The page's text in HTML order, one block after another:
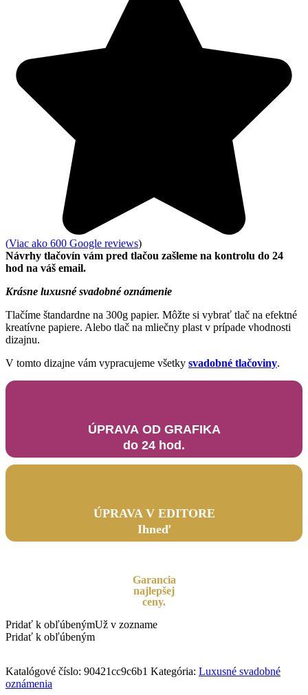
(Viac ako 600 Google reviews)
Návrhy tlačovín vám pred tlačou zašleme na kontrolu do 24
hod na váš email.
Krásne luxusné svadobné oznámenie
Tlačíme štandardne na 300g papier. Môžte si vybrať tlač na efektné
kreatívne papiere. Alebo tlač na mliečny plast v prípade vhodnosti
dizajnu.
V tomto dizajne vám vypracujeme všetky svadobné tlačoviny.
ÚPRAVA OD GRAFIKA
do 24 hod.
ÚPRAVA V EDITORE
Ihneď
Garancia
najlepšej
ceny.
Pridať k obľúbenýmUž v zozname
Pridať k obľúbeným
Katalógové číslo: 90421cc9c6b1 Kategória: Luxusné svadobné
oznámenia